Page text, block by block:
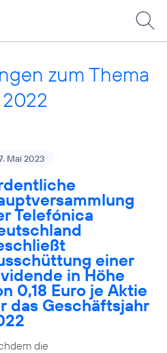
zum Thema
Mai 2023
Telefónica
einer
in Höhe
0,18 Euro je Aktie
das Geschäftsjahr
die